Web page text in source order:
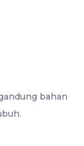
bahan